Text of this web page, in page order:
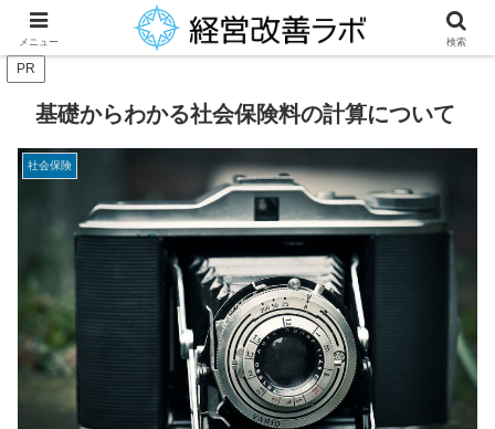
中小企業経営者に役立つ財務改善等のノウハウを提供
PR
基礎からわかる社会保険料の計算について
社会保険
メニュー 検索